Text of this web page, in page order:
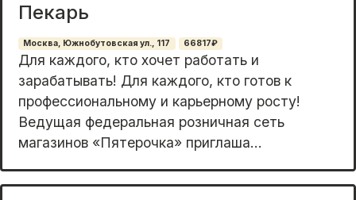
Пекарь
Москва, Южнобутовская ул., 117 66817₽
Для каждого, кто хочет работать и
зарабатывать! Для каждого, кто готов к
профессиональному и карьерному росту!
Ведущая федеральная розничная сеть
магазинов «Пятерочка» приглаша...